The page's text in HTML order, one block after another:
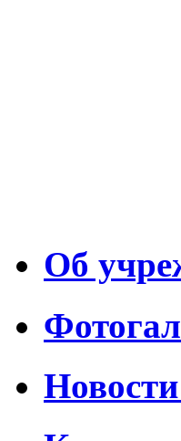
Об